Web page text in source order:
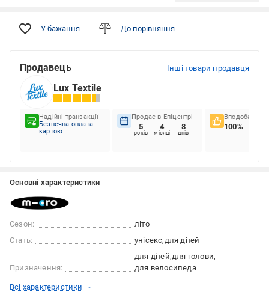
У бажання До порівняння
Продавець Інші товари продавця
Lux Textile
Надійні транзакції
Безпечна оплата
картою
Продає в Епіцентрі
5
років
4
місяці
8
днів
Вподобання
100%
Основні характеристики
Сезон:
літо
Стать:
унісекс для дітей
Призначення:
для дітей для голови
для велосипеда
Всі характеристики